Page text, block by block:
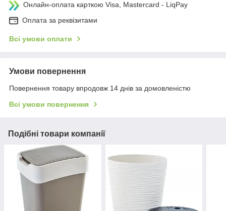
Онлайн-оплата карткою Visa, Mastercard - LiqPay
Оплата за реквізитами
Всі умови оплати
Умови повернення
Повернення товару впродовж 14 днів за домовленістю
Всі умови повернення
Подібні товари компанії